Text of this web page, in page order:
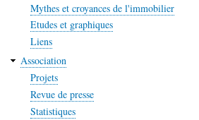
Mythes et croyances de l'immobilier
Etudes et graphiques
Liens
Association
Projets
Revue de presse
Statistiques